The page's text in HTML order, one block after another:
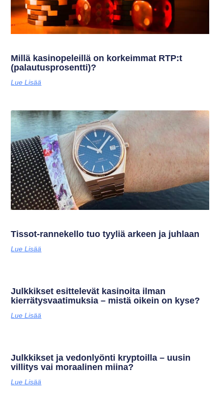
Millä kasinopeleillä on korkeimmat RTP:t
(palautusprosentti)?
Lue Lisää
Tissot-rannekello tuo tyyliä arkeen ja juhlaan
Lue Lisää
Julkkikset esittelevät kasinoita ilman
kierrätysvaatimuksia – mistä oikein on kyse?
Lue Lisää
Julkkikset ja vedonlyönti kryptoilla – uusin
villitys vai moraalinen miina?
Lue Lisää